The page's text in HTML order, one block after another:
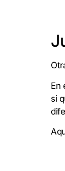
En
si